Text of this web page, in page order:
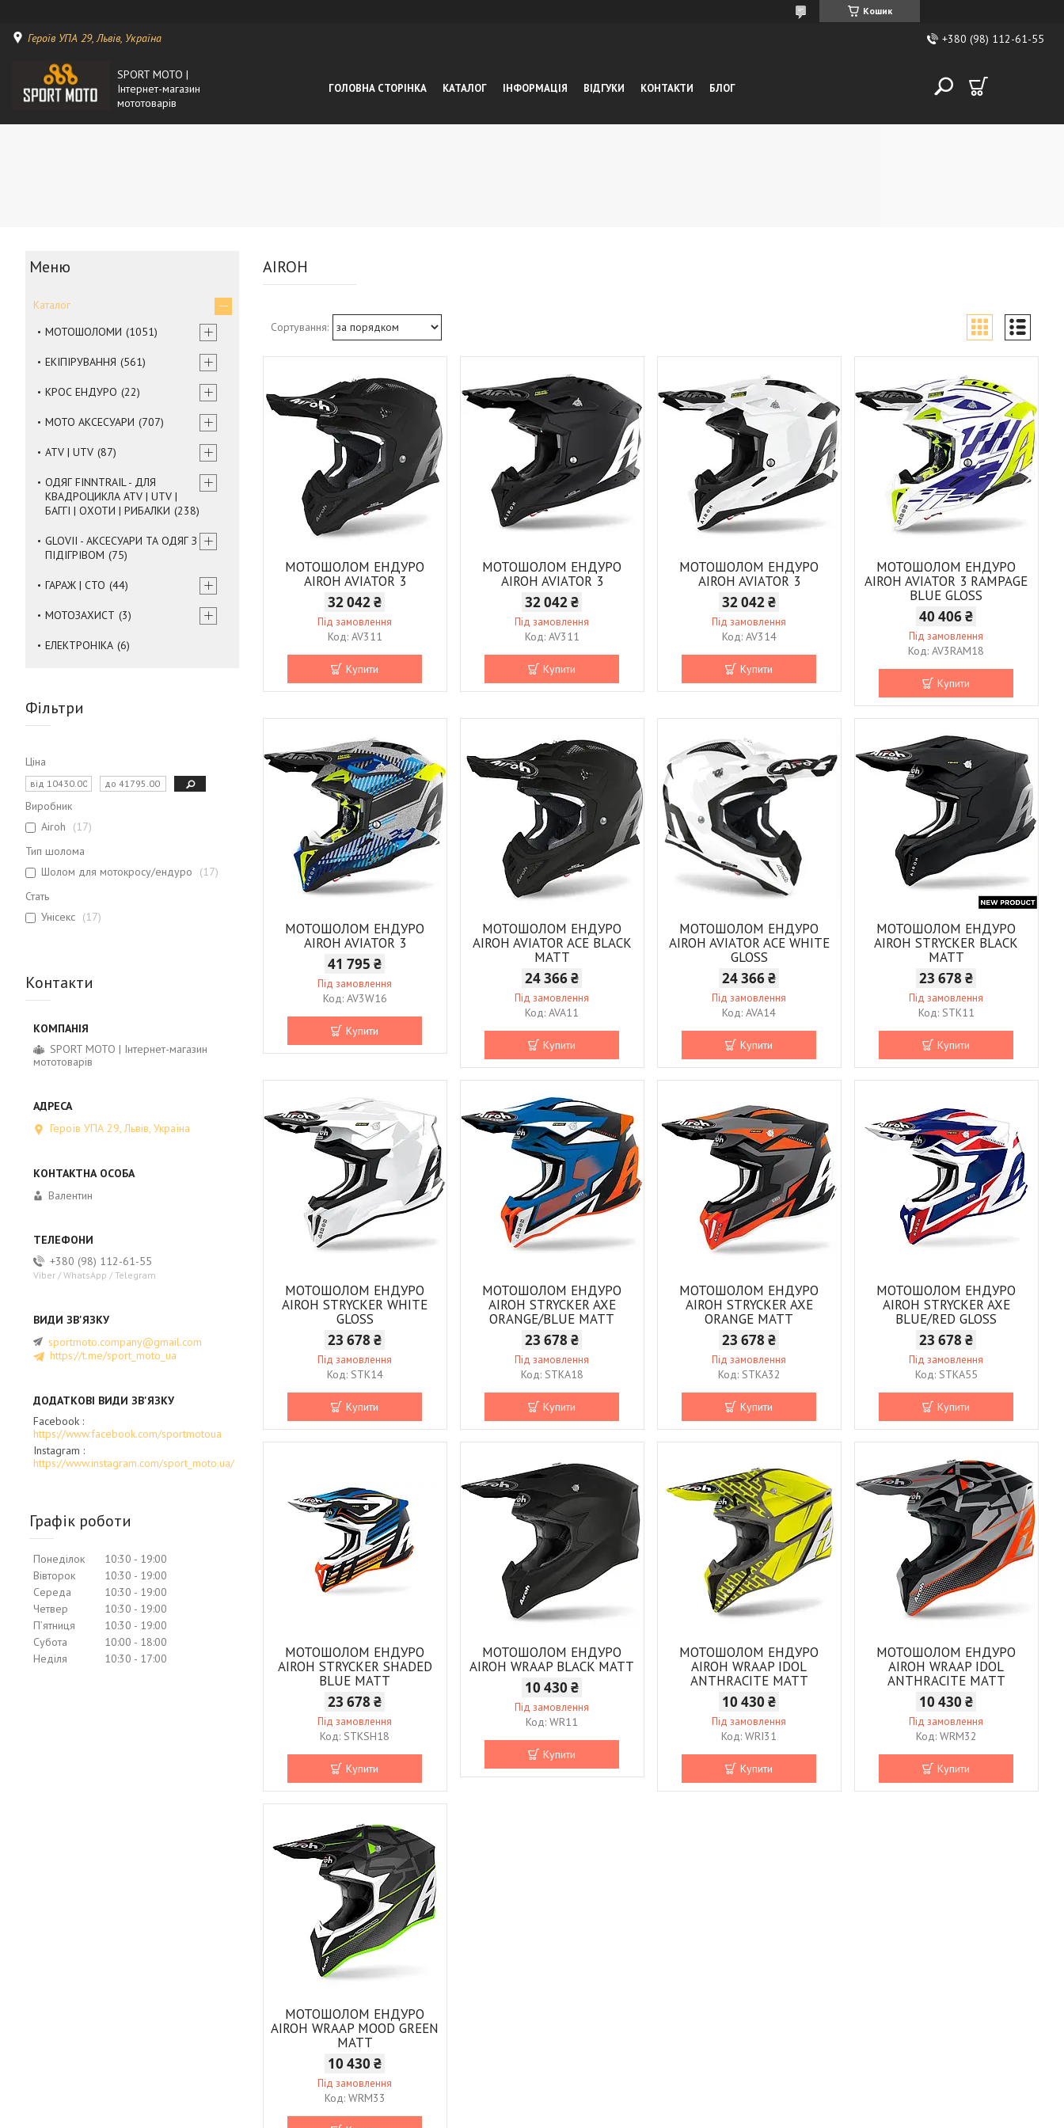
Кошик
Героїв УПА 29, Львів, Україна +380 (98) 112-61-55
SPORT MOTO |
Інтернет-магазин
мототоварів
ГОЛОВНА СТОРІНКА КАТАЛОГ ІНФОРМАЦІЯ ВІДГУКИ КОНТАКТИ БЛОГ
AIROH
МОТОШОЛОМ ЕНДУРО
AIROH AVIATOR 3
32 042 ₴
Під замовлення
AV311
Купити
МОТОШОЛОМ ЕНДУРО
AIROH AVIATOR 3
32 042 ₴
Під замовлення
AV311
Купити
МОТОШОЛОМ ЕНДУРО
AIROH AVIATOR 3
32 042 ₴
Під замовлення
AV314
Купити
МОТОШОЛОМ ЕНДУРО
AIROH AVIATOR 3 RAMPAGE
BLUE GLOSS
40 406 ₴
Під замовлення
AV3RAM18
Купити
МОТОШОЛОМ ЕНДУРО
AIROH AVIATOR 3
41 795 ₴
Під замовлення
AV3W16
Купити
МОТОШОЛОМ ЕНДУРО
AIROH AVIATOR ACE BLACK
MATT
24 366 ₴
Під замовлення
AVA11
Купити
МОТОШОЛОМ ЕНДУРО
AIROH AVIATOR ACE WHITE
GLOSS
24 366 ₴
Під замовлення
AVA14
Купити
МОТОШОЛОМ ЕНДУРО
AIROH STRYCKER BLACK
MATT
23 678 ₴
Під замовлення
STK11
Купити
МОТОШОЛОМ ЕНДУРО
AIROH STRYCKER WHITE
GLOSS
23 678 ₴
Під замовлення
STK14
Купити
МОТОШОЛОМ ЕНДУРО
AIROH STRYCKER AXE
ORANGE/BLUE MATT
23 678 ₴
Під замовлення
STKA18
Купити
МОТОШОЛОМ ЕНДУРО
AIROH STRYCKER AXE
ORANGE MATT
23 678 ₴
Під замовлення
STKA32
Купити
МОТОШОЛОМ ЕНДУРО
AIROH STRYCKER AXE
BLUE/RED GLOSS
23 678 ₴
Під замовлення
STKA55
Купити
МОТОШОЛОМ ЕНДУРО
AIROH STRYCKER SHADED
BLUE MATT
23 678 ₴
Під замовлення
STKSH18
Купити
МОТОШОЛОМ ЕНДУРО
AIROH WRAAP BLACK MATT
10 430 ₴
Під замовлення
WR11
Купити
МОТОШОЛОМ ЕНДУРО
AIROH WRAAP IDOL
ANTHRACITE MATT
10 430 ₴
Під замовлення
WRI31
Купити
МОТОШОЛОМ ЕНДУРО
AIROH WRAAP IDOL
ANTHRACITE MATT
10 430 ₴
Під замовлення
WRM32
Купити
МОТОШОЛОМ ЕНДУРО
AIROH WRAAP MOOD GREEN
MATT
10 430 ₴
Під замовлення
WRM33
Каталог
МОТОШОЛОМИ
1051
ЕКІПІРУВАННЯ 561
КРОС ЕНДУРО 22
МОТО АКСЕСУАРИ 707
ATV | UTV 87
ОДЯГ FINNTRAIL - ДЛЯ
КВАДРОЦИКЛА ATV | UTV |
БАГГІ | ОХОТИ | РИБАЛКИ 238
GLOVII - АКСЕСУАРИ ТА ОДЯГ З
ПІДІГРІВОМ
75
ГАРАЖ | СТО 44
МОТОЗАХИСТ 3
ЕЛЕКТРОНІКА 6
Фільтри
Ціна
Виробник
Airoh
17
Тип шолома
Шолом для мотокросу/ендуро
17
Стать
Унісекс
17
Контакти
SPORT MOTO | Інтернет-магазин
мототоварів
Героїв УПА 29, Львів, Україна
Валентин
+380 (98) 112-61-55
Viber / WhatsApp / Telegram
sportmoto.company@gmail.com
https://t.me/sport_moto_ua
Facebook
https://www.facebook.com/sportmotoua
Instagram
https://www.instagram.com/sport_moto.ua/
Графік роботи
Понеділок 10:30
19:00
Вівторок
10:30
19:00
Середа
10:30
19:00
Четвер
10:30
19:00
Пʼятниця
10:30
19:00
Субота
10:00
18:00
Неділя
10:30 17:00